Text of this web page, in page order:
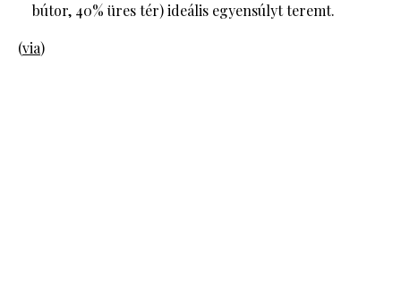
bútor, 40% üres tér) ideális egyensúlyt teremt.
(via)